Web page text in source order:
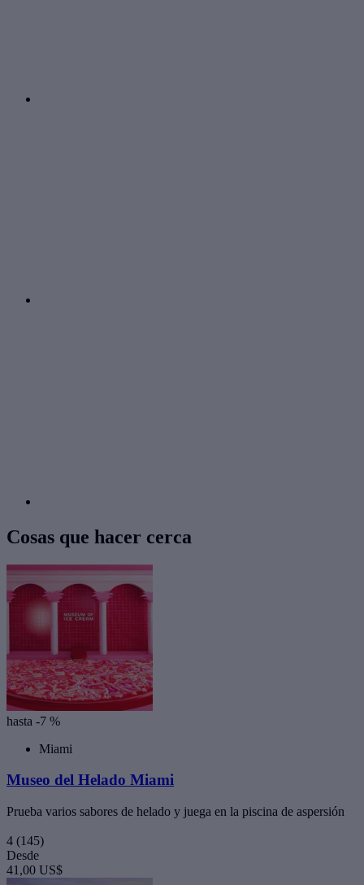
Cosas que hacer cerca
hasta -7 %
Miami
Museo del Helado Miami
Prueba varios sabores de helado y juega en la piscina de aspersión
4 (145)
Desde
41,00 US$